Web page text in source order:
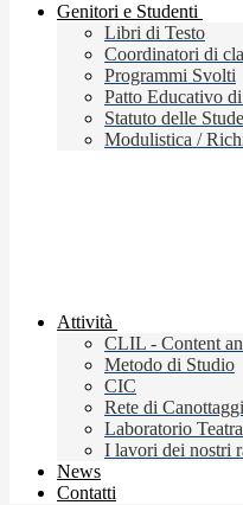
Genitori e Studenti
Libri di Testo
Coordinatori di
Programmi Svolti
Patto Educativo
Statuto delle
Modulistica /
Attività
CLIL - Content
Metodo di Studio
CIC
Rete di
Laboratorio
I lavori dei nostri
News
Contatti